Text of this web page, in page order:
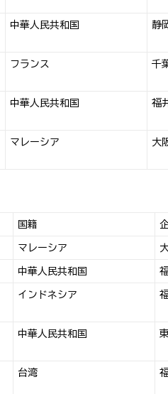
中華人民共和国 静
フランス 千
中華人民共和国 福
マレーシア 大
国籍
マレーシア
中華人民共和国
インドネシア
中華人民共和国
台湾